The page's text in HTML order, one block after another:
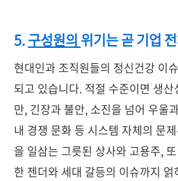
5.구성원의 위기는곧기업
현대인과 조직원들의 정신건강 이
되고 있습니다. 적절 수준이면 생
만, 긴장과 불안, 소진을 넘어 우울
내 경쟁 문화 등 시스템 자체의 문
을 일삼는 그릇된 상사와 고용주,
한 젠더와 세대 갈등의 이슈까지 얽